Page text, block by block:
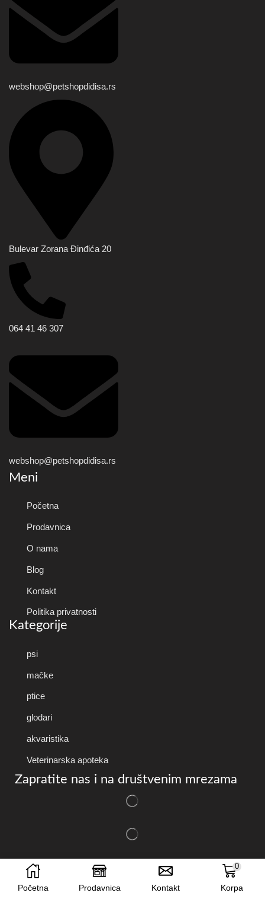
webshop@petshopdidisa.rs
Bulevar Zorana Đinđića 20
064 41 46 307
webshop@petshopdidisa.rs
Meni
Početna
Prodavnica
O nama
Blog
Kontakt
Politika privatnosti
Kategorije
psi
mačke
ptice
glodari
akvaristika
Veterinarska apoteka
Zapratite nas i na društvenim mrezama
Copyright © 2025 PetShopDidisa . Created by
SmartNet
Početna Prodavnica Kontakt
0
Korpa